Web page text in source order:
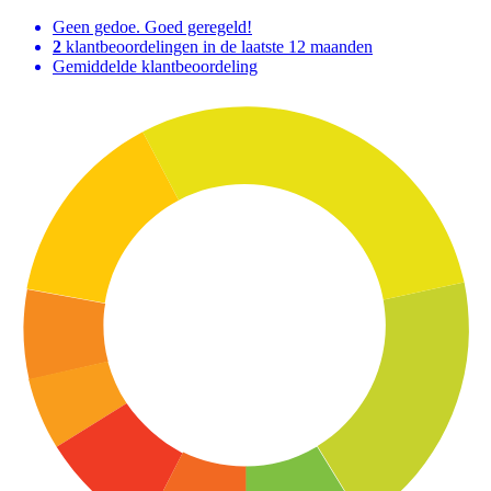
Geen gedoe. Goed geregeld!
2 klantbeoordelingen in de laatste 12 maanden
Gemiddelde klantbeoordeling